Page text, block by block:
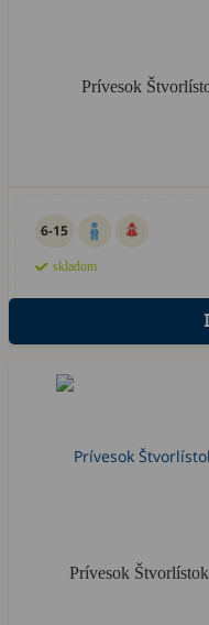
Prívesok
6-15
skladom
Prívesok